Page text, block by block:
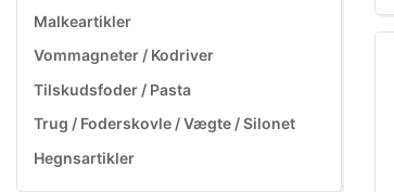
Malkeartikler
Vommagneter / Kodriver
Tilskudsfoder / Pasta
Trug / Foderskovle / Vægte / Silonet
Hegnsartikler